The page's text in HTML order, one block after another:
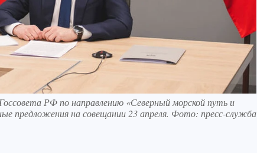
РФ по направлению «Северный морской путь и
предложения на совещании 23 апреля. Фото: пресс-служба